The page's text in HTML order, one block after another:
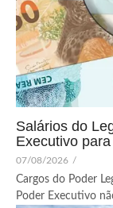
Salários do
Executivo
07/08/2026 /
Cargos do Poder
Poder Executivo